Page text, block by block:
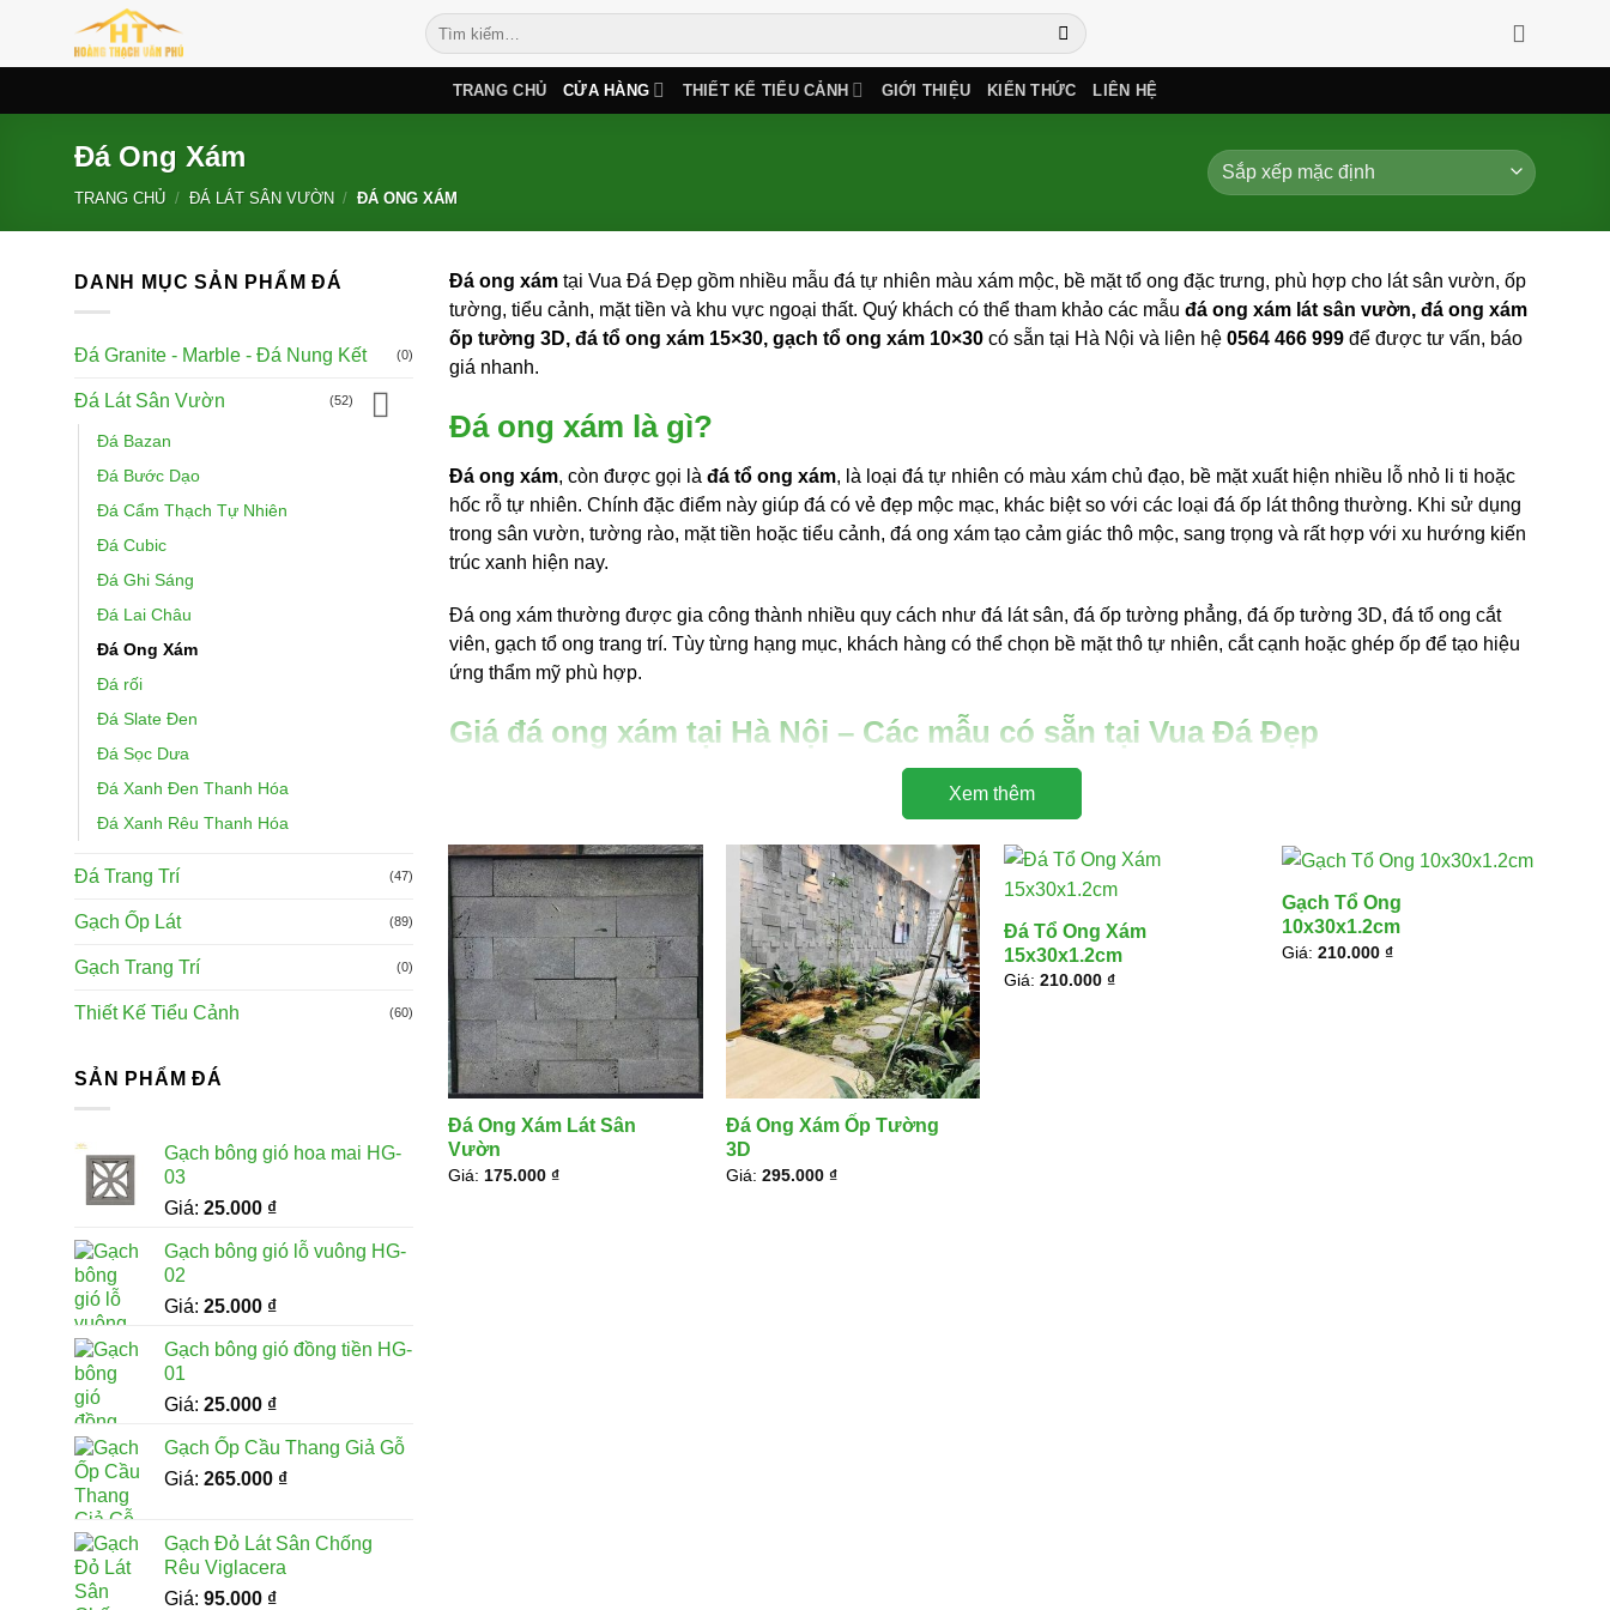
nội
Tìm
kiếm:
TRANG CHỦ CỬA HÀNG THIẾT KẾ TIỂU CẢNH GIỚI THIỆU KIẾN THỨC LIÊN HỆ
Đá Ong Xám
TRANG CHỦ / ĐÁ LÁT SÂN VƯỜN / ĐÁ ONG XÁM
DANH MỤC SẢN PHẨM ĐÁ
Đá Granite - Marble - Đá Nung Kết (0)
Đá Lát Sân Vườn (52)
Đá Bazan
Đá Bước Dạo
Đá Cẩm Thạch Tự Nhiên
Đá Cubic
Đá Ghi Sáng
Đá Lai Châu
Đá Ong Xám
Đá rối
Đá Slate Đen
Đá Sọc Dưa
Đá Xanh Đen Thanh Hóa
Đá Xanh Rêu Thanh Hóa
Đá Trang Trí (47)
Gạch Ốp Lát (89)
Gạch Trang Trí (0)
Thiết Kế Tiểu Cảnh (60)
SẢN PHẨM ĐÁ
Gạch bông gió hoa mai HG-
03
Giá: 25.000 ₫
Gạch bông gió lỗ vuông HG-
02
Giá: 25.000 ₫
Gạch bông gió đồng tiền HG-
01
Giá: 25.000 ₫
Gạch Ốp Cầu Thang Giả Gỗ
Giá: 265.000 ₫
Gạch Đỏ Lát Sân Chống
Rêu Viglacera
Giá: 95.000 ₫
Đá ong xámtại Vua Đá Đẹp gồm nhiều mẫu đá tự nhiên màu xám mộc, bề mặt tổ ong đặc trưng, phù hợp cho lát sân vườn, ốp
tường, tiểu cảnh, mặt tiền và khu vực ngoại thất. Quý khách có thể tham khảo các mẫu đá ong xám lát sân vườn, đá ong xám
ốp tường 3D, đá tổ ong xám 15×30, gạch tổ ong xám 10×30có sẵn tại Hà Nội và liên hệ 0564 466 999để được tư vấn, báo
giá nhanh.
Đá ong xám là gì?
Đá ong xám, còn được gọi là đá tổ ong xám, là loại đá tự nhiên có màu xám chủ đạo, bề mặt xuất hiện nhiều lỗ nhỏ li ti hoặc
hốc rỗ tự nhiên. Chính đặc điểm này giúp đá có vẻ đẹp mộc mạc, khác biệt so với các loại đá ốp lát thông thường. Khi sử dụng
trong sân vườn, tường rào, mặt tiền hoặc tiểu cảnh, đá ong xám tạo cảm giác thô mộc, sang trọng và rất hợp với xu hướng kiến
trúc xanh hiện nay.
Đá ong xám thường được gia công thành nhiều quy cách như đá lát sân, đá ốp tường phẳng, đá ốp tường 3D, đá tổ ong cắt
viên, gạch tổ ong trang trí. Tùy từng hạng mục, khách hàng có thể chọn bề mặt thô tự nhiên, cắt cạnh hoặc ghép ốp để tạo hiệu
ứng thẩm mỹ phù hợp.
Giá đá ong xám tại Hà Nội – Các mẫu có sẵn tại Vua Đá Đẹp
hiện phụ thuộc vào mẫu đá, quy cách, độ dày, bề mặt gia công, số lượng đặt hàng và vị trí giao
, khách hàng có thể tham khảo nhiều mẫu
đá ong xám lát sân vườn, đá ong xám ốp tường 3D, đá tổ
ốp tường ngoại thất tại Hà Nội.
MẪU ĐÁ ONG XÁM ỨNG DỤNG PHÙ HỢP
GIÁ ĐÁ ONG XÁM THAM KHẢO
Đá ong xám lát sân vườn
Lát sân, lối đi, sân biệt thự, sân nhà phố, khu tiểu cảnh 175.000 đ/m²
Đá ong xám ốp tường 3D Ốp tường sân vườn, tường rào, mặt tiền, vách trang trí
Đá tổ ong xám 15x30x1.2cm Ốp tường, ốp cột, trang trí ngoại thất, tiểu cảnh
Gạch tổ ong xám 10x30x1.2cm Ốp mảng tường nhỏ, bồn cây, vách trang trí, tường sân vườn
Lưu ý: Bảng giá đá ong xám tại Hà Nội trên chỉ mang tính tham khảo. Giá thực tế có thể thay đổi theo số lượng, quy cách cắt, độ
Xem thêm
Đá Ong Xám Lát Sân
Vườn
Giá: 175.000₫
Đá Ong Xám Ốp Tường
3D
Giá:295.000₫
Đá Tổ Ong Xám
15x30x1.2cm
Giá:210.000₫
Gạch Tổ Ong
10x30x1.2cm
Giá: 210.000 ₫